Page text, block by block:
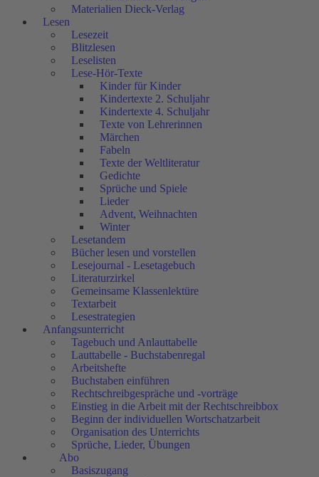
Materialien Dieck-Verlag
Lesen
Lesezeit
Blitzlesen
Leselisten
Lese-Hör-Texte
Kinder für Kinder
Kindertexte 2. Schuljahr
Kindertexte 4. Schuljahr
Texte von Lehrerinnen
Märchen
Fabeln
Texte der Weltliteratur
Gedichte
Sprüche und Spiele
Lieder
Advent, Weihnachten
Winter
Lesetandem
Bücher lesen und vorstellen
Lesejournal - Lesetagebuch
Literaturzirkel
Gemeinsame Klassenlektüre
Textarbeit
Lesestrategien
Anfangsunterricht
Tagebuch und Anlauttabelle
Lauttabelle - Buchstabenregal
Arbeitshefte
Buchstaben einführen
Rechtschreibgespräche und -vorträge
Einstieg in die Arbeit mit der Rechtschreibbox
Beginn der individuellen Wortschatzarbeit
Organisation des Unterrichts
Sprüche, Lieder, Übungen
Abo
Basiszugang